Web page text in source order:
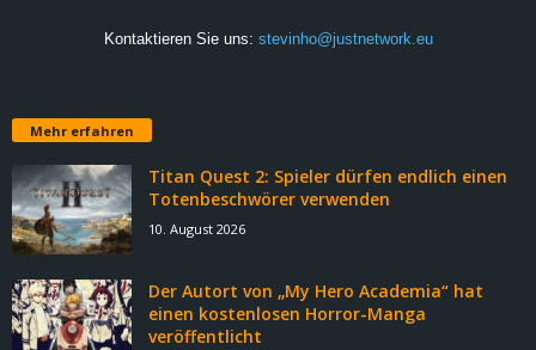
Kontaktieren Sie uns: stevinho@justnetwork.eu
Mehr erfahren
Titan Quest 2: Spieler dürfen endlich einen
Totenbeschwörer verwenden
10. August 2026
Der Autort von „My Hero Academia“ hat
einen kostenlosen Horror-Manga
veröffentlicht